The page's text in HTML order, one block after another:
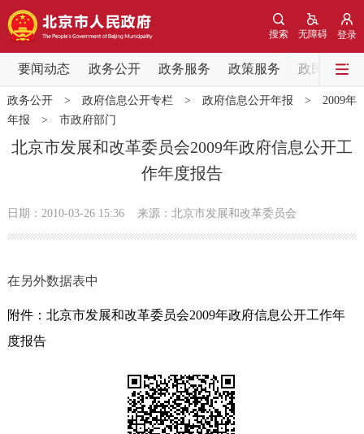
登录
无障碍
搜索
要闻动态 政务公开 政务服务 政策服务 政民互动
要闻动态
党中央精神 国务院信息 中央部委动态
北京要闻 会议信息 部门动态
市领导
专题公开
政务公开> 政府信息公开专栏> 政府信息公开年报 > 2009年
年报 > 市政府部门
北京市发展和改革委员会2009年政府信息公开工
作年度报告
日期：2010-03-26 15:36 来源：北京市发展和改革委员会
在另外数据表中
附件：北京市发展和改革委员会2009年政府信息公开工作年
度报告